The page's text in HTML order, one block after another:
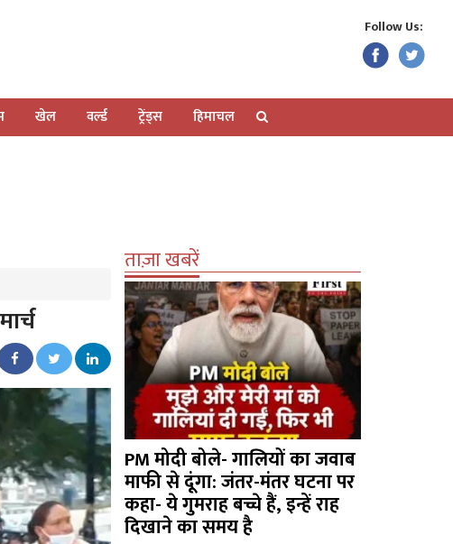
Follow Us:
खेल वर्ल्ड ट्रेंड्स हिमाचल
ताज़ा खबरें
PM मोदी बोले- गालियों का जवाब
माफी से दूंगा: जंतर-मंतर घटना पर
कहा- ये गुमराह बच्चे हैं, इन्हें राह
दिखाने का समय है